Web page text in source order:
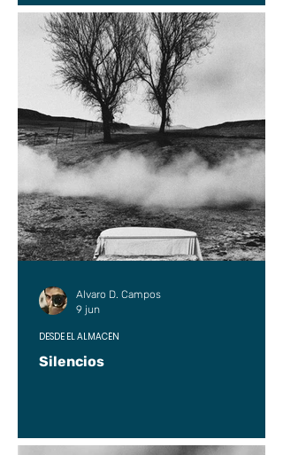
Silencios
DESDE EL ALMACÉN
Alvaro D. Campos
9 jun